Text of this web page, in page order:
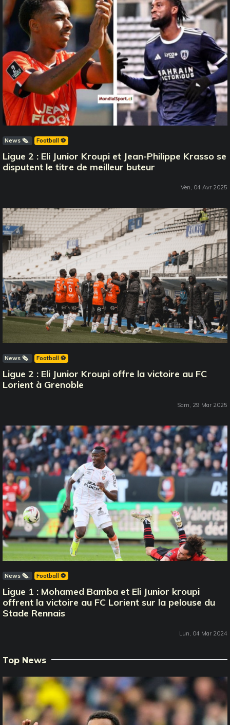
News 🗞️ Football ⚽️
Ligue 2 : Eli Junior Kroupi et Jean-Philippe Krasso se
disputent le titre de meilleur buteur
Ven, 04 Avr 2025
News 🗞️ Football ⚽️
Ligue 2 : Eli Junior Kroupi offre la victoire au FC
Lorient à Grenoble
Sam, 29 Mar 2025
News 🗞️ Football ⚽️
Ligue 1 : Mohamed Bamba et Eli Junior kroupi
offrent la victoire au FC Lorient sur la pelouse du
Stade Rennais
Lun, 04 Mar 2024
Top News